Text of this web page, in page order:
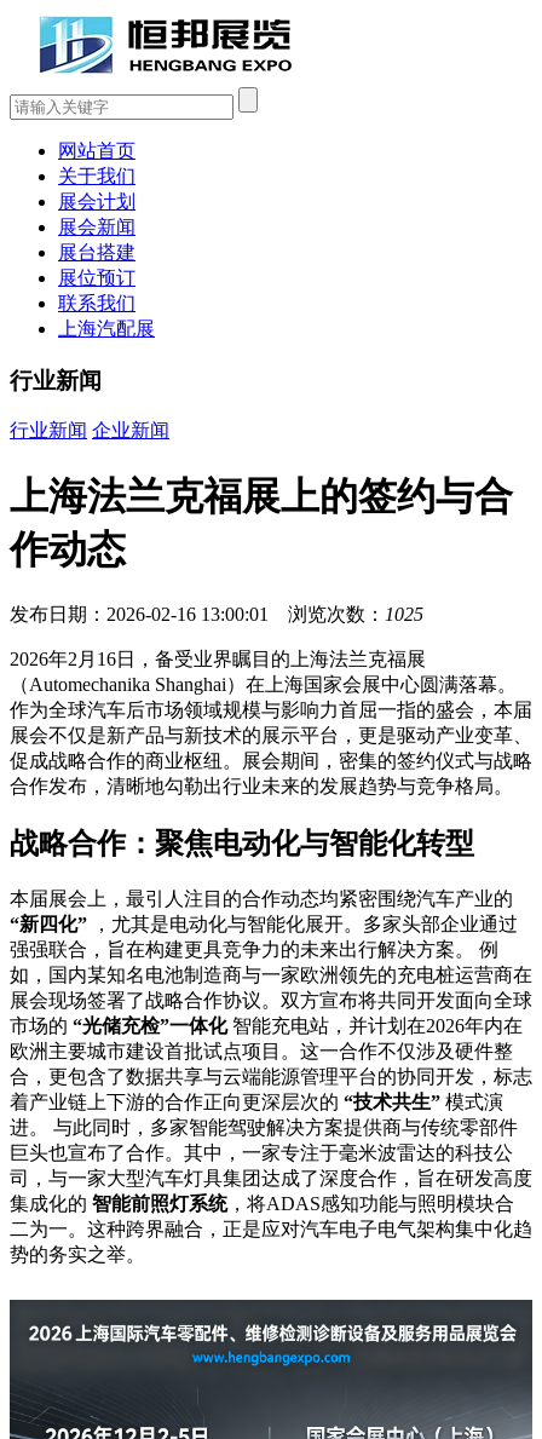
网站首页
关于我们
展会计划
展会新闻
展台搭建
展位预订
联系我们
上海汽配展
行业新闻
行业新闻 企业新闻
上海法兰克福展上的签约与合
作动态
发布日期：2026-02-16 13:00:01 浏览次数： 1025
2026年2月16日，备受业界瞩目的上海法兰克福展
（Automechanika Shanghai）在上海国家会展中心圆满落幕。
作为全球汽车后市场领域规模与影响力首屈一指的盛会，本届
展会不仅是新产品与新技术的展示平台，更是驱动产业变革、
促成战略合作的商业枢纽。展会期间，密集的签约仪式与战略
合作发布，清晰地勾勒出行业未来的发展趋势与竞争格局。
战略合作：聚焦电动化与智能化转型
本届展会上，最引人注目的合作动态均紧密围绕汽车产业的
“新四化” ，尤其是电动化与智能化展开。多家头部企业通过
强强联合，旨在构建更具竞争力的未来出行解决方案。 例
如，国内某知名电池制造商与一家欧洲领先的充电桩运营商在
展会现场签署了战略合作协议。双方宣布将共同开发面向全球
市场的 “光储充检”一体化智能充电站，并计划在2026年内在
欧洲主要城市建设首批试点项目。这一合作不仅涉及硬件整
合，更包含了数据共享与云端能源管理平台的协同开发，标志
着产业链上下游的合作正向更深层次的 “技术共生” 模式演
进。 与此同时，多家智能驾驶解决方案提供商与传统零部件
巨头也宣布了合作。其中，一家专注于毫米波雷达的科技公
司，与一家大型汽车灯具集团达成了深度合作，旨在研发高度
集成化的 智能前照灯系统，将ADAS感知功能与照明模块合
二为一。这种跨界融合，正是应对汽车电子电气架构集中化趋
势的务实之举。